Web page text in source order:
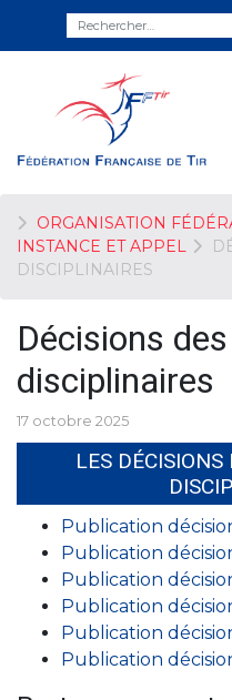
ORGANISATION
INSTANCE ET APPEL
DISCIPLINAIRES
Décisions
disciplinaires
17 octobre 2025
LES
Publication
Publication
Publication
Publication
Publication
Publication